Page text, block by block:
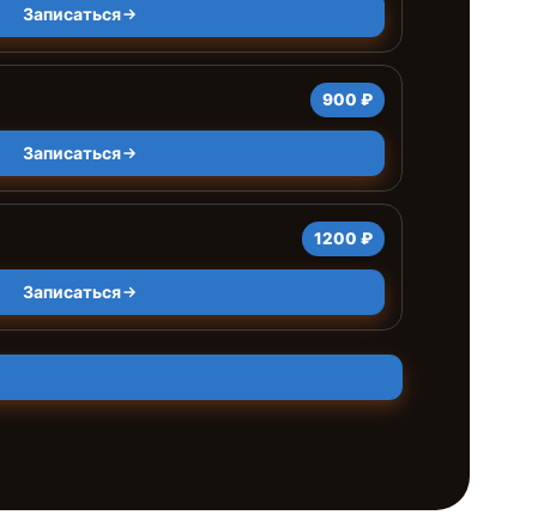
Записаться
900 ₽
Записаться
1200 ₽
Записаться